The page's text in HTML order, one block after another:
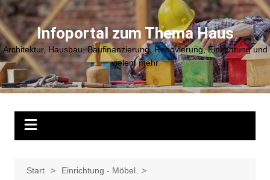
Zum
Inhalt
springenInfoportal zum Thema Haus
Architektur, Hausbau, Baufinanzierung, Renovierung, Einrichtung und
vielem mehr
Start
Einrichtung - Möbel